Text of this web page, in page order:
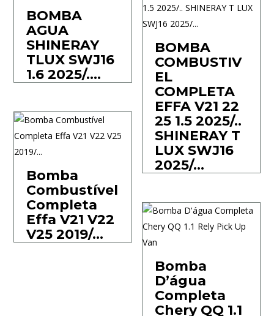
BOMBA
AGUA
SHINERAY
TLUX SWJ16
1.6 2025/….
BOMBA
COMBUSTIV
EL
COMPLETA
EFFA V21 22
25 1.5 2025/..
SHINERAY T
LUX SWJ16
2025/…
Bomba
Combustível
Completa
Effa V21 V22
V25 2019/…
Bomba
D’água
Completa
Chery QQ 1.1